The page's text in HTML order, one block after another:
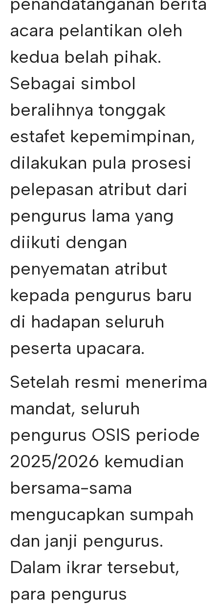
acara pelantikan oleh
kedua belah pihak.
Sebagai simbol
beralihnya tonggak
estafet kepemimpinan,
dilakukan pula prosesi
pelepasan atribut dari
pengurus lama yang
diikuti dengan
penyematan atribut
kepada pengurus baru
di hadapan seluruh
peserta upacara.
Setelah resmi menerima
mandat, seluruh
pengurus OSIS periode
2025/2026 kemudian
bersama-sama
mengucapkan sumpah
dan janji pengurus.
Dalam ikrar tersebut,
para pengurus